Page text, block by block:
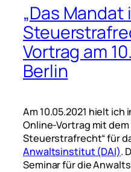
„Das Mandat
Vortrag am
Berlin
Am 10.05.2021 hielt
Online-Vortrag mit dem
Steuerstrafrecht“ für
Anwaltsinstitut (DAI).
Seminar für die